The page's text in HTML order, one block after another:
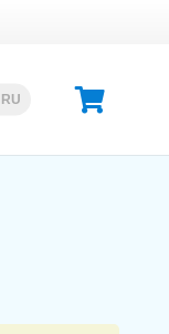
RU